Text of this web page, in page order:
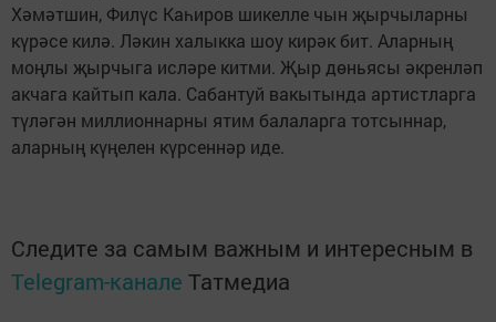
Хәмәтшин, Филүс Каһиров шикелле чын җырчыларны
күрәсе килә. Ләкин халыкка шоу кирәк бит. Аларның
моңлы җырчыга исләре китми. Җыр дөньясы әкренләп
акчага кайтып кала. Сабантуй вакытында артистларга
түләгән миллионнарны ятим балаларга тотсыннар,
аларның күңелен күрсеннәр иде.
Следите за самым важным и интересным в
Telegram-канале Татмедиа